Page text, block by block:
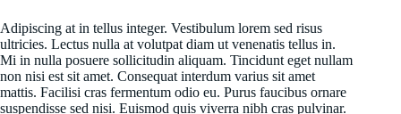
Adipiscing at in tellus integer. Vestibulum lorem sed risus
ultricies. Lectus nulla at volutpat diam ut venenatis tellus in.
Mi in nulla posuere sollicitudin aliquam. Tincidunt eget nullam
non nisi est sit amet. Consequat interdum varius sit amet
mattis. Facilisi cras fermentum odio eu. Purus faucibus ornare
suspendisse sed nisi. Euismod quis viverra nibh cras pulvinar.